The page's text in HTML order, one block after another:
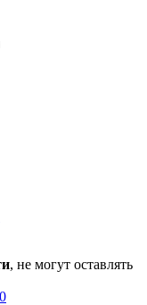
, не могут оставлять